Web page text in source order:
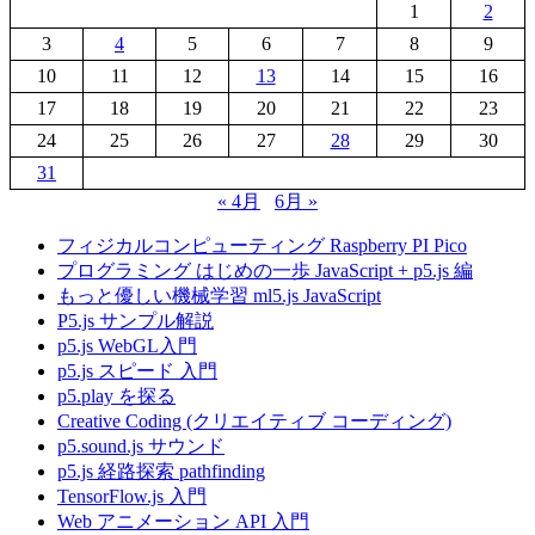
1
2
3
4 5 6 7 8
9
10
11 12 13 14 15
16
17
18 19 20 21 22
23
24
25 26 27 28 29
30
31
« 4月
6月 »
フィジカルコンピューティング Raspberry PI Pico
プログラミング はじめの一歩 JavaScript + p5.js 編
もっと優しい機械学習 ml5.js JavaScript
P5.js サンプル解説
p5.js WebGL入門
p5.js スピード 入門
p5.play を探る
Creative Coding (クリエイティブ コーディング)
p5.sound.js サウンド
p5.js 経路探索 pathfinding
TensorFlow.js 入門
Web アニメーション API 入門